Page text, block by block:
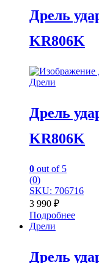
Дрель
KR806K
Дрели
Дрель
KR806K
0 out of 5
(0)
SKU: 706716
3 990 ₽
Подробнее
Дрели
Дрель